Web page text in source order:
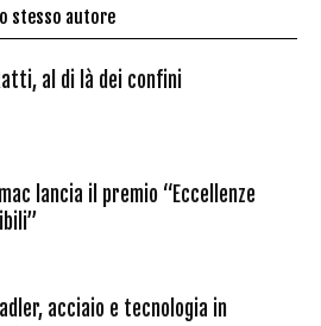
stesso autore
al di là dei confini
lancia il premio “Eccellenze
acciaio e tecnologia in